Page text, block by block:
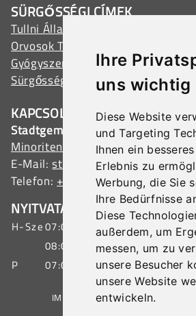
Ihre
uns wichtig
Diese Website
und Targeting
Ihnen ein
Erlebnis zu
Werbung, die Sie
Ihre Bedürfnisse
Diese
außerdem, um
messen, um zu
unsere Besucher
unsere Website
entwickeln.
SÜRGŐSSÉGI CÍMEK
Tullni Állami Kórház
Orvosok Tullnban
Gyógyszertárak Tullnban
Sürgősségi szolgálatok
KAPCSOLAT
Stadtgemeinde Tulln
Minoritenplatz 1, 3430 Tulln,
E-Mail:stadtamt@tulln.gv.at
Telefon: +43 (0) 2272 690-0
NYITVATARTÁS
H-Sze07:00 - 15:30 óra
08:00 - 19:00 óra
P
07:00 - 12:00 óra
IMPRESSZUM | ADATVÉDELEM